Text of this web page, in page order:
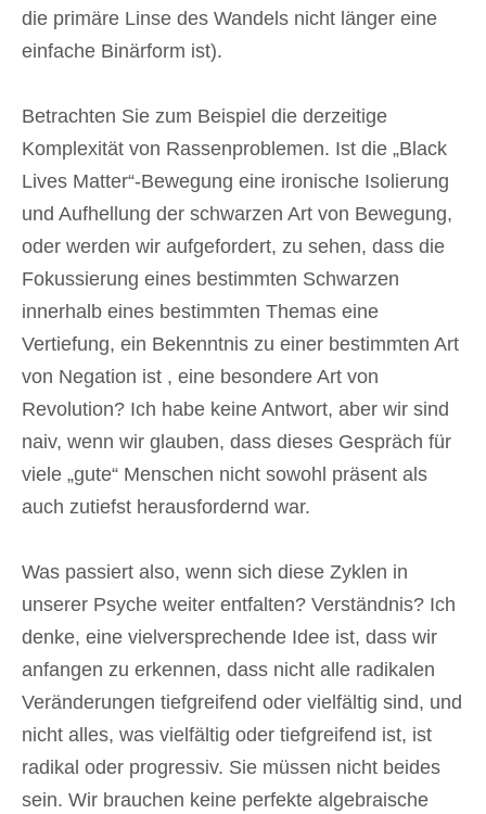
die primäre Linse des Wandels nicht länger eine
einfache Binärform ist).
Betrachten Sie zum Beispiel die derzeitige
Komplexität von Rassenproblemen. Ist die „Black
Lives Matter“-Bewegung eine ironische Isolierung
und Aufhellung der schwarzen Art von Bewegung,
oder werden wir aufgefordert, zu sehen, dass die
Fokussierung eines bestimmten Schwarzen
innerhalb eines bestimmten Themas eine
Vertiefung, ein Bekenntnis zu einer bestimmten Art
von Negation ist , eine besondere Art von
Revolution? Ich habe keine Antwort, aber wir sind
naiv, wenn wir glauben, dass dieses Gespräch für
viele „gute“ Menschen nicht sowohl präsent als
auch zutiefst herausfordernd war.
Was passiert also, wenn sich diese Zyklen in
unserer Psyche weiter entfalten? Verständnis? Ich
denke, eine vielversprechende Idee ist, dass wir
anfangen zu erkennen, dass nicht alle radikalen
Veränderungen tiefgreifend oder vielfältig sind, und
nicht alles, was vielfältig oder tiefgreifend ist, ist
radikal oder progressiv. Sie müssen nicht beides
sein. Wir brauchen keine perfekte algebraische